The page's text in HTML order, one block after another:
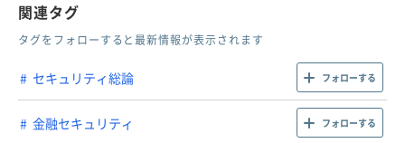
関連タグ
タグをフォローすると最新情報が表示されます
セキュリティ総論 フォローする
金融セキュリティ フォローする